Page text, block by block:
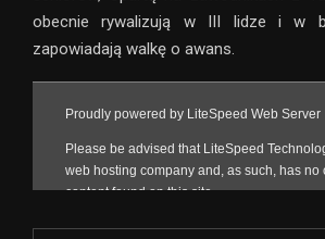
obecnie rywalizują w III lidze i w
zapowiadają walkę o awans.